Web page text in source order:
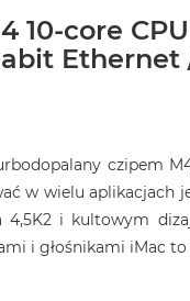
10-core CPU
Ethernet
czipem
w wielu aplikacjach
4,5K2 i kultowym
i głośnikami iMac to